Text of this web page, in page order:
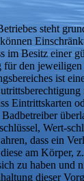
steht
im Besitz einer
für den
ist
Eintrittskarten
Wert-
dass ein
am Körper,
zu haben und
dieser